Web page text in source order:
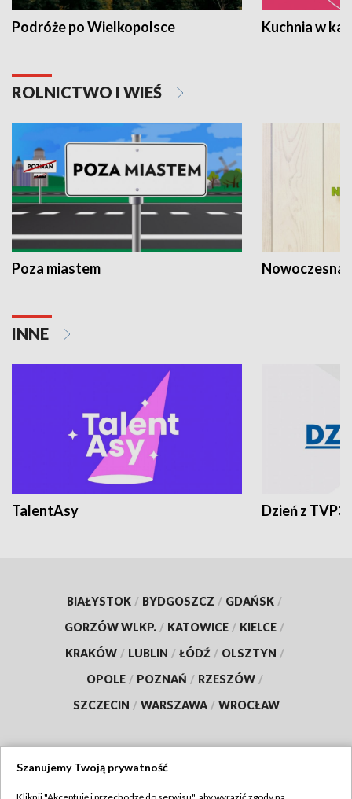
Podróże po Wielkopolsce Kuchnia w
ROLNICTWO I WIEŚ
Poza miastem Nowoczesna
INNE
TalentAsy Dzień z TVP3
BIAŁYSTOK / BYDGOSZCZ / GDAŃSK /
GORZÓW WLKP. / KATOWICE / KIELCE /
KRAKÓW / LUBLIN / ŁÓDŹ / OLSZTYN /
OPOLE / POZNAŃ / RZESZÓW /
SZCZECIN / WARSZAWA / WROCŁAW
Szanujemy Twoją prywatność